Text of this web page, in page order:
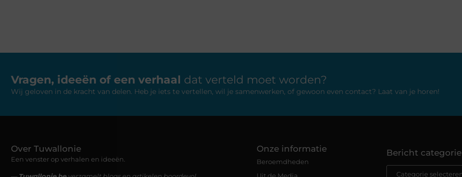
Vragen, ideeën of een verhaal dat verteld moet worden?
Wij geloven in de kracht van delen. Heb je iets te vertellen, wil je samenwerken, of gewoon even contact? Laat van je horen!
Over Tuwallonie
Een venster op verhalen en ideeën.
Onze informatie
Beroemdheden
Bericht categorie